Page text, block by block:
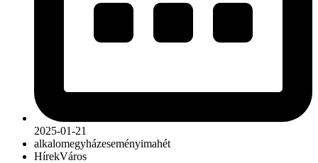
2025-01-21
alkalomegyházeseményimahét
HírekVáros